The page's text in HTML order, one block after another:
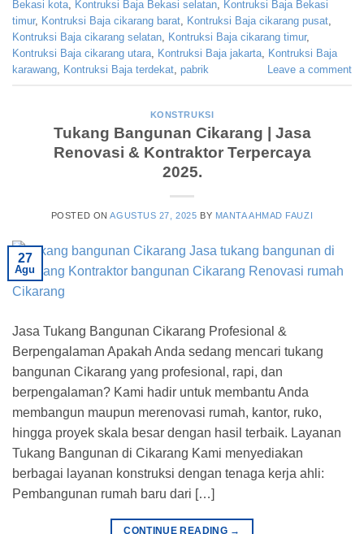
Bekasi kota, Kontruksi Baja Bekasi selatan, Kontruksi Baja Bekasi
timur, Kontruksi Baja cikarang barat, Kontruksi Baja cikarang pusat,
Kontruksi Baja cikarang selatan, Kontruksi Baja cikarang timur,
Kontruksi Baja cikarang utara, Kontruksi Baja jakarta, Kontruksi Baja
karawang, Kontruksi Baja terdekat, pabrik Leave a comment
KONSTRUKSI
Tukang Bangunan Cikarang | Jasa
Renovasi & Kontraktor Terpercaya
2025.
POSTED ONAGUSTUS 27, 2025 BY MANTA AHMAD FAUZI
27
Agu
Jasa Tukang Bangunan Cikarang Profesional &
Berpengalaman Apakah Anda sedang mencari tukang
bangunan Cikarang yang profesional, rapi, dan
berpengalaman? Kami hadir untuk membantu Anda
membangun maupun merenovasi rumah, kantor, ruko,
hingga proyek skala besar dengan hasil terbaik. Layanan
Tukang Bangunan di Cikarang Kami menyediakan
berbagai layanan konstruksi dengan tenaga kerja ahli:
Pembangunan rumah baru dari […]
CONTINUE READING →